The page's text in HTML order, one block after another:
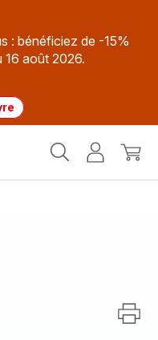
: bénéficiez de -15%
16 août 2026.
MonMon